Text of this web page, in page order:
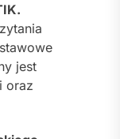
jest
oraz